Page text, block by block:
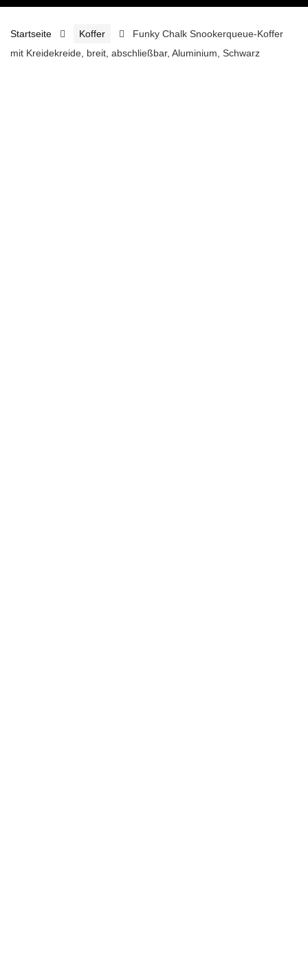
Startseite Koffer
Funky Chalk Snookerqueue-Koffer
mit Kreidekreide, breit, abschließbar, Aluminium, Schwarz